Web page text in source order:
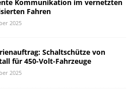
Kommunikation im vernetzten
Fahren
2025
Schaltschütze von
für 450-Volt-Fahrzeuge
2025